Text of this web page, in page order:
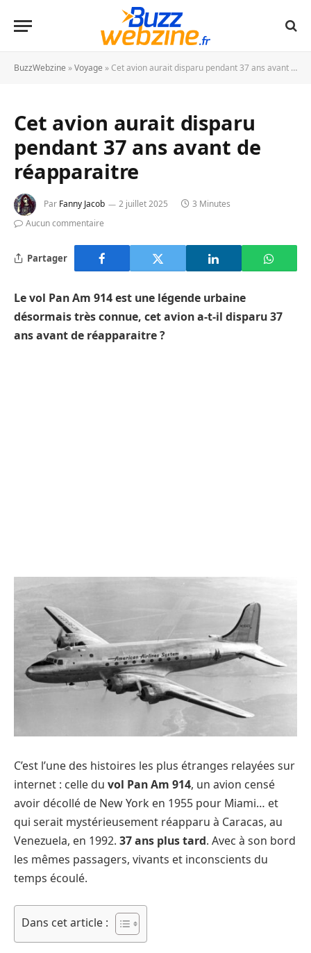
BuzzWebzine »Voyage » Cet avion aurait disparu pendant 37 ans avant de réapparaitre
Cet avion aurait disparu
pendant 37 ans avant de
réapparaitre
Par Fanny Jacob 2 juillet 2025
3 Minutes
Aucun commentaire
Partager
Le vol Pan Am 914 est une légende urbaine
désormais très connue, cet avion a-t-il disparu 37
ans avant de réapparaitre ?
C’est l’une des histoires les plus étranges relayées sur
internet : celle du vol Pan Am 914, un avion censé
avoir décollé de New York en 1955 pour Miami… et
qui serait mystérieusement réapparu à Caracas, au
Venezuela, en 1992. 37 ans plus tard. Avec à son bord
les mêmes passagers, vivants et inconscients du
temps écoulé.
Dans cet article :